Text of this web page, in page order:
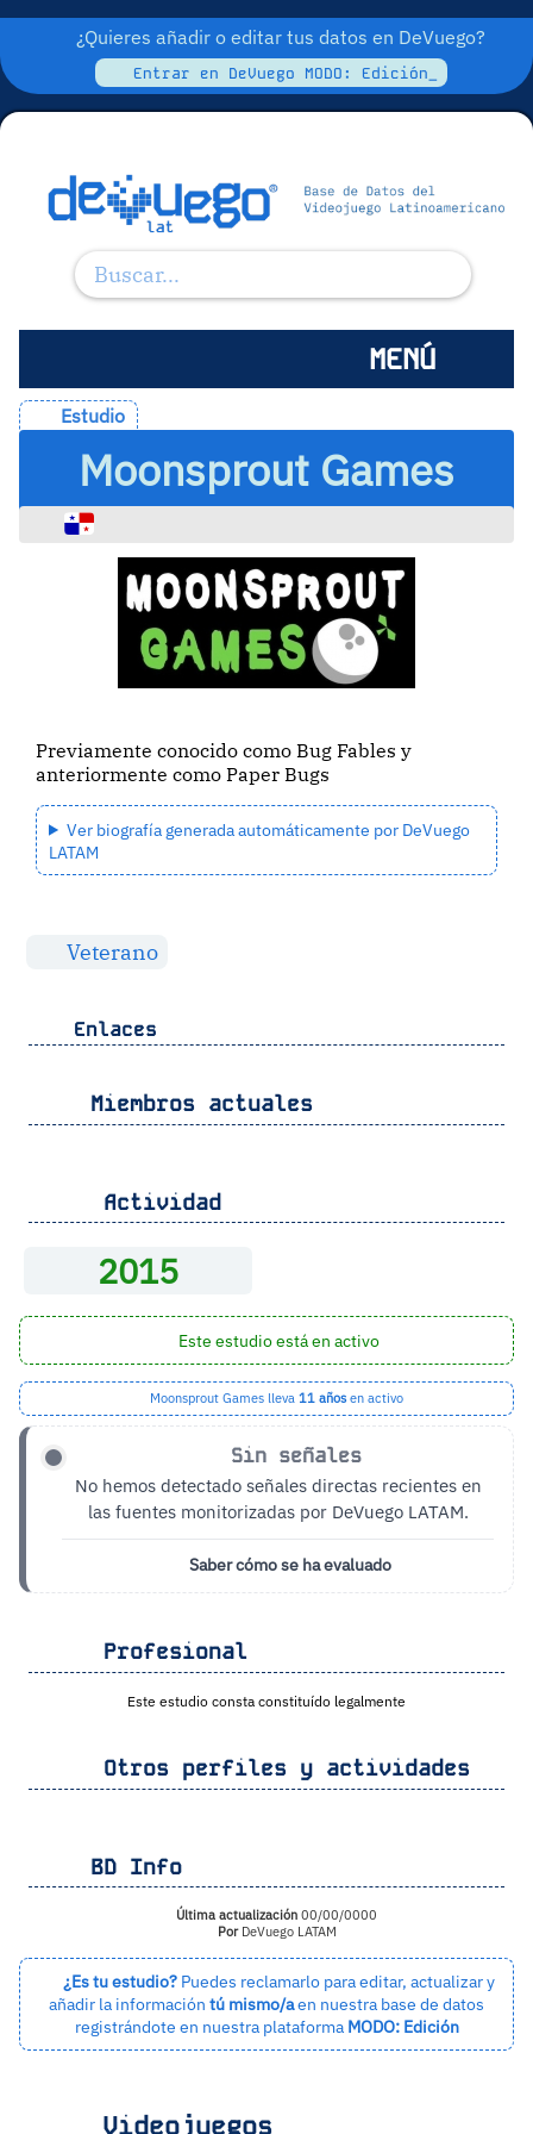
¿Quieres añadir o editar tus datos en DeVuego?
Entrar en DeVuego MODO: Edición_
MENÚ
Estudio
Moonsprout Games
Previamente conocido como Bug Fables y
anteriormente como Paper Bugs
Ver biografía generada automáticamente por DeVuego
LATAM
Veterano
Enlaces
Miembros actuales
Actividad
2015
Este estudio está en activo
Moonsprout Games lleva 11 años en activo
Sin señales
No hemos detectado señales directas recientes en
las fuentes monitorizadas por DeVuego LATAM.
Saber cómo se ha evaluado
Profesional
Este estudio consta constituído legalmente
Otros perfiles y actividades
BD Info
Última actualización 00/00/0000
PorDeVuego LATAM
¿Es tu estudio? Puedes reclamarlo para editar, actualizar y
añadir la información tú mismo/aen nuestra base de datos
registrándote en nuestra plataforma MODO: Edición
Videojuegos